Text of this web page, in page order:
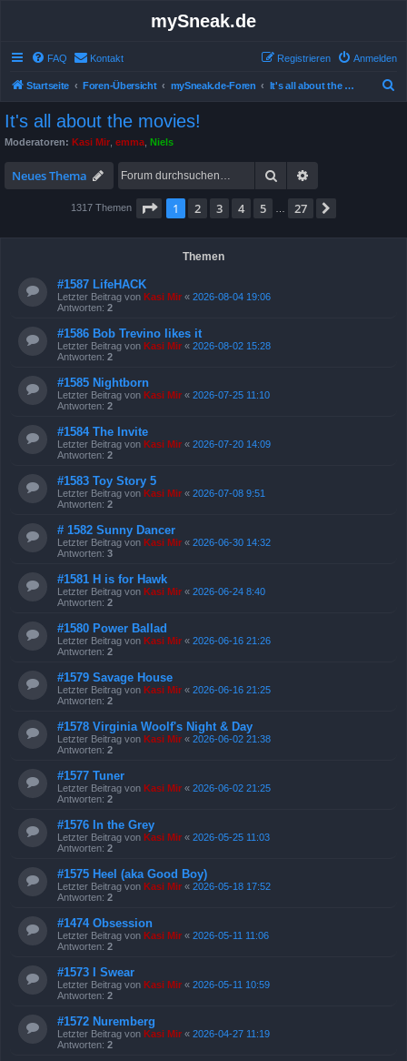
mySneak.de
FAQ Kontakt Anmelden
Registrieren
Startseite Foren-Übersicht mySneak.de-Foren It's all about the movies!
It's all about the movies!
Moderatoren: Kasi Mir emma Niels
Neues Thema Suche
1317 Themen Seite 1von
1 2 3 4 5 27
Themen
#1587 LifeHACK
Letzter Beitrag von Kasi Mir « 2026-08-04 19:06
Antworten: 2
#1586 Bob Trevino likes it
Letzter Beitrag von Kasi Mir « 2026-08-02 15:28
Antworten: 2
#1585 Nightborn
Letzter Beitrag von Kasi Mir « 2026-07-25 11:10
Antworten: 2
#1584 The Invite
Letzter Beitrag von Kasi Mir « 2026-07-20 14:09
Antworten: 2
#1583 Toy Story 5
Letzter Beitrag von Kasi Mir « 2026-07-08 9:51
Antworten: 2
# 1582 Sunny Dancer
Letzter Beitrag von Kasi Mir « 2026-06-30 14:32
Antworten: 3
#1581 H is for Hawk
Letzter Beitrag von Kasi Mir « 2026-06-24 8:40
Antworten: 2
#1580 Power Ballad
Letzter Beitrag von Kasi Mir « 2026-06-16 21:26
Antworten: 2
#1579 Savage House
Letzter Beitrag von Kasi Mir « 2026-06-16 21:25
Antworten: 2
#1578 Virginia Woolf's Night & Day
Letzter Beitrag von Kasi Mir « 2026-06-02 21:38
Antworten: 2
#1577 Tuner
Letzter Beitrag von Kasi Mir « 2026-06-02 21:25
Antworten: 2
#1576 In the Grey
Letzter Beitrag von Kasi Mir « 2026-05-25 11:03
Antworten: 2
#1575 Heel (aka Good Boy)
Letzter Beitrag von Kasi Mir « 2026-05-18 17:52
Antworten: 2
#1474 Obsession
Letzter Beitrag von Kasi Mir « 2026-05-11 11:06
Antworten: 2
#1573 I Swear
Letzter Beitrag von Kasi Mir « 2026-05-11 10:59
Antworten: 2
#1572 Nuremberg
Letzter Beitrag von Kasi Mir « 2026-04-27 11:19
Antworten: 2